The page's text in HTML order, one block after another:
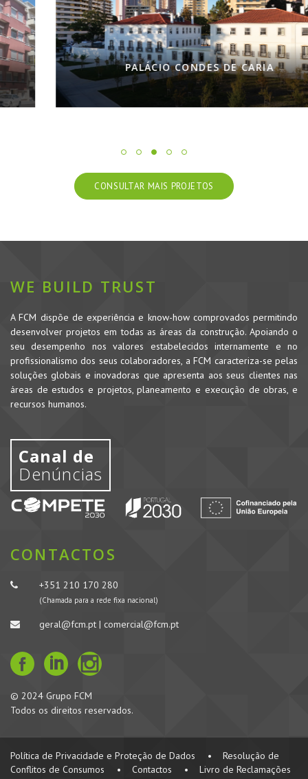
PALÁCIO CONDES DE CARIA
CONSULTAR MAIS PROJETOS
WE BUILD TRUST
A FCM dispõe de experiência e know-how comprovados permitindo
desenvolver projetos em todas as áreas da construção. Apoiando o
seu desempenho nos valores estabelecidos internamente e no
profissionalismo dos seus colaboradores, a FCM caracteriza-se pelas
soluções globais e inovadoras que apresenta aos seus clientes nas
áreas de estudos e projetos, planeamento e execução de obras, e
recursos humanos.
Canal de
Denúncias
CONTACTOS
+351 210 170 280
(Chamada para a rede fixa nacional)
geral@fcm.pt | comercial@fcm.pt
© 2024 Grupo FCM
Todos os direitos reservados.
Política de Privacidade e Proteção de Dados •
Resolução de
Conflitos de Consumos
• Contactos • Livro de Reclamações